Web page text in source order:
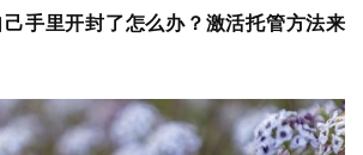
手里开封了怎么办？激活托管方法来